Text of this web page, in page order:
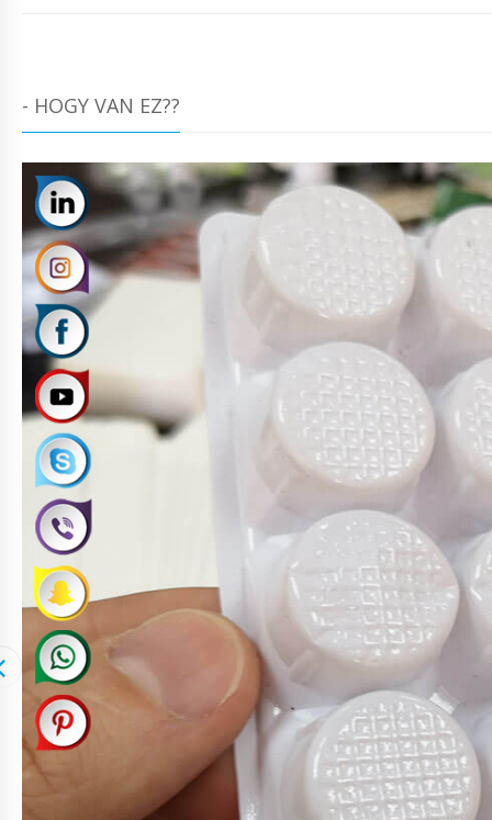
- HOGY VAN EZ??